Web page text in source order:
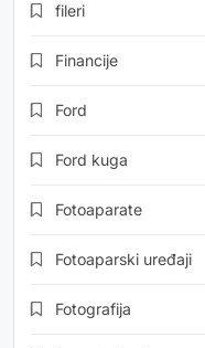
fileri
Financije
Ford
Ford kuga
Fotoaparate
Fotoaparski uređaji
Fotografija